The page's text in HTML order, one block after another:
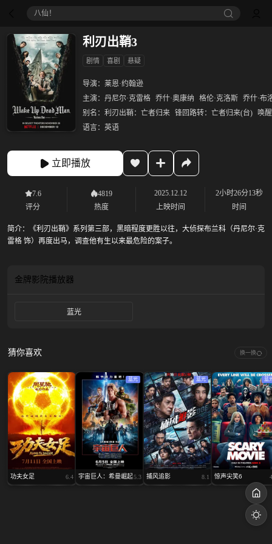
八仙！
利刃出鞘3
剧情 喜剧 悬疑
导演： 莱恩·约翰逊
主演： 丹尼尔·克雷格 乔什·奥康纳 格伦·克洛斯 乔什·布
别名： 利刃出鞘：亡者归来 锋回路转：亡者归来(台)
唤
语言： 英语
立即播放
7.6
评分
4819
热度
2025.12.12
上映时间
2小时26分13秒
时间
简介：
《利刃出鞘》系列第三部，黑暗程度更胜以往，大侦探布兰科（丹尼尔·克
雷格 饰）再度出马，调查他有生以来最危险的案子。
金牌影院播放器
蓝光
猜你喜欢 换一换
功夫女足 6.4
蓝光
宇宙巨人：希曼崛起5.3
蓝光
捕风追影 8.1
蓝
惊声尖笑6